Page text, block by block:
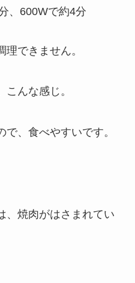
、600Wで約4分
できません。
んな感じ。
、食べやすいです。
、焼肉がはさまれてい